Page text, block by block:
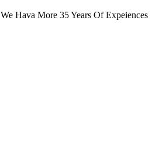
We Hava More 35 Years Of Expeiences